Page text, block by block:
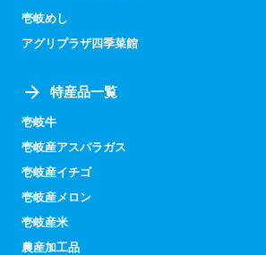
壱岐めし
アグリプラザ四季菜館
特産品一覧
壱岐牛
壱岐産アスパラガス
壱岐産イチゴ
壱岐産メロン
壱岐産米
農産加工品